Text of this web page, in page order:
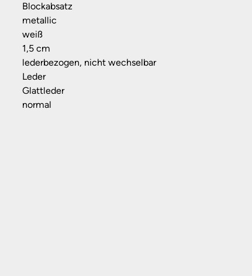
Blockabsatz
metallic
weiß
1,5 cm
lederbezogen, nicht wechselbar
Leder
Glattleder
normal